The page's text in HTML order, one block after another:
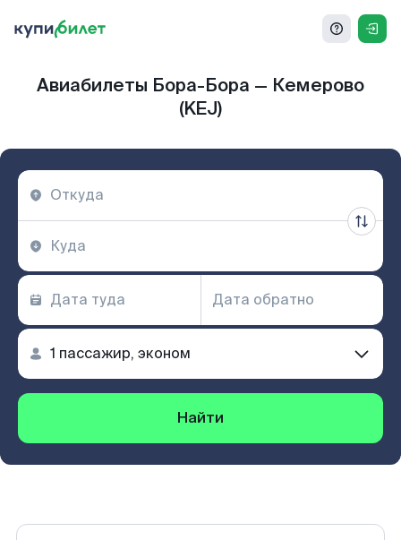
Авиабилеты Бора-Бора — Кемерово
(KEJ)
Найти